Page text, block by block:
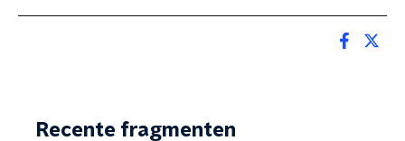
Recente fragmenten